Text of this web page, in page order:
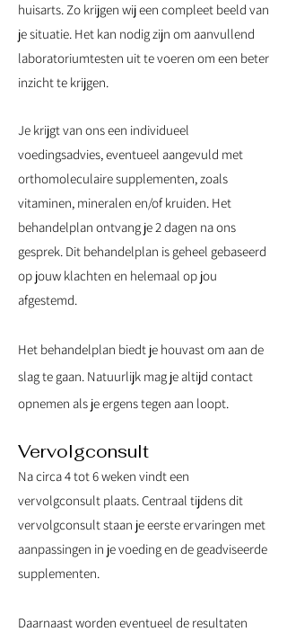
huisarts. Zo krijgen wij een compleet beeld van
je situatie. Het kan nodig zijn om aanvullend
laboratoriumtesten uit te voeren om een beter
inzicht te krijgen.
Je krijgt van ons een individueel
voedingsadvies, eventueel aangevuld met
orthomoleculaire supplementen, zoals
vitaminen, mineralen en/of kruiden. Het
behandelplan ontvang je 2 dagen na ons
gesprek. Dit behandelplan is geheel gebaseerd
op jouw klachten en helemaal op jou
afgestemd.
Het behandelplan biedt je houvast om aan de
slag te gaan. Natuurlijk mag je altijd contact
opnemen als je ergens tegen aan loopt.
Vervolgconsult
Na circa 4 tot 6 weken vindt een
vervolgconsult plaats. Centraal tijdens dit
vervolgconsult staan je eerste ervaringen met
aanpassingen in je voeding en de geadviseerde
supplementen.
Daarnaast worden eventueel de resultaten